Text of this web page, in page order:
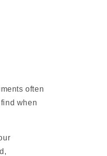
often
when